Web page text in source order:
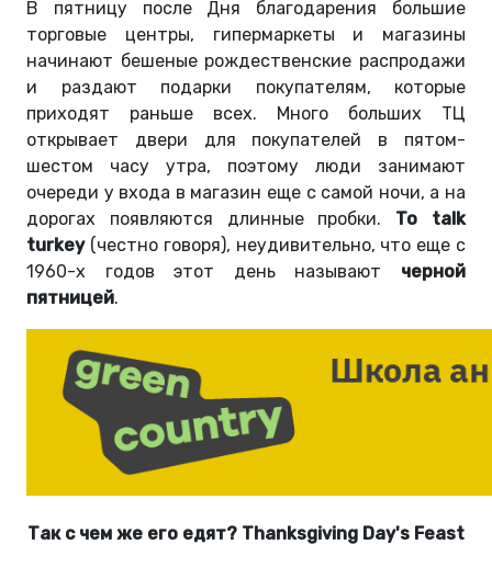
В пятницу после Дня благодарения большие
торговые центры, гипермаркеты и магазины
начинают бешеные рождественские распродажи
и раздают подарки покупателям, которые
приходят раньше всех. Много больших ТЦ
открывает двери для покупателей в пятом-
шестом часу утра, поэтому люди занимают
очереди у входа в магазин еще с самой ночи, а на
дорогах появляются длинные пробки. To talk
turkey(честно говоря), неудивительно, что еще с
1960-х годов этот день называют черной
пятницей.
Так с чем же его едят? Thanksgiving Day's Feast